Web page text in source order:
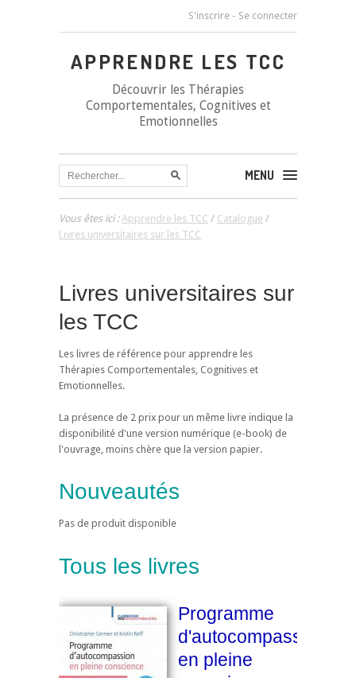
S'inscrire - Se connecter
APPRENDRE LES TCC
Découvrir les Thérapies
Comportementales, Cognitives et
Emotionnelles
MENU
Vous êtes ici :Apprendre les TCC / Catalogue /
Livres universitaires sur les TCC
Livres universitaires sur
les TCC
Les livres de référence pour apprendre les
Thérapies Comportementales, Cognitives et
Emotionnelles.
La présence de 2 prix pour un même livre indique la
disponibilité d'une version numérique (e-book) de
l'ouvrage, moins chère que la version papier.
Nouveautés
Pas de produit disponible
Tous les livres
Programme
d'autocompassion
en pleine